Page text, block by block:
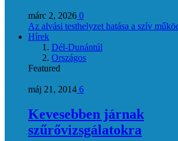
márc 2, 2026 0
Az alvási testhelyzet hatása a szív
Hírek
Dél-Dunántúl
Országos
Featured
máj 21, 2014 6
Kevesebben járnak
szűrővizsgálatokra